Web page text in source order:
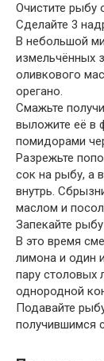
Очистите рыбу
Сделайте 3
В небольшой
измельчённых
оливкового
орегано.
Смажьте
выложите её в
помидорами
Разрежьте
сок на рыбу, а
внутрь.
маслом и
Запекайте
В это время
лимона и один
пару столовых
однородной
Подавайте
получившимся